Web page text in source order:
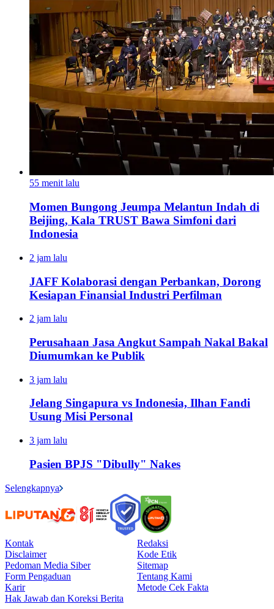
55 menit lalu
Momen Bungong Jeumpa Melantun Indah di
Beijing, Kala TRUST Bawa Simfoni dari
Indonesia
2 jam lalu
JAFF Kolaborasi dengan Perbankan, Dorong
Kesiapan Finansial Industri Perfilman
2 jam lalu
Perusahaan Jasa Angkut Sampah Nakal Bakal
Diumumkan ke Publik
3 jam lalu
Jelang Singapura vs Indonesia, Ilhan Fandi
Usung Misi Personal
3 jam lalu
Pasien BPJS "Dibully" Nakes
Selengkapnya
Kontak
Redaksi
Disclaimer
Kode Etik
Pedoman Media Siber
Sitemap
Form Pengaduan
Tentang Kami
Karir
Metode Cek Fakta
Hak Jawab dan Koreksi Berita